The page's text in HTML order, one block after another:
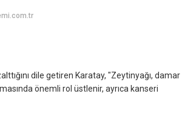
dile getiren Karatay, "Zeytinyağı, damar
önemli rol üstlenir, ayrıca kanseri